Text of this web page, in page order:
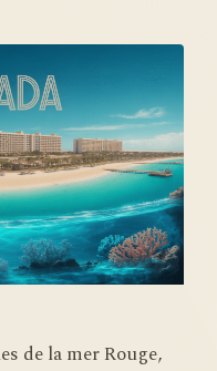
de la mer Rouge,